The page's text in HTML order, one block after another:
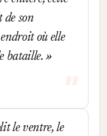
de son
où elle
bataille.
le ventre, le